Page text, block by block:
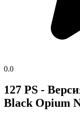
0.0
127 PS -
Black Opium